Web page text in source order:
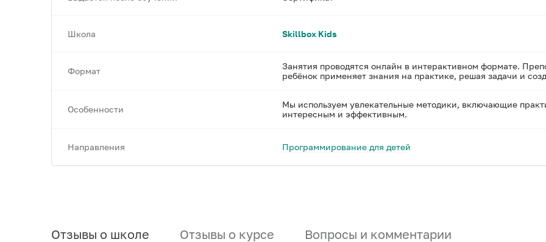
Школа Skillbox Kids
Формат
Занятия проводятся онлайн в интерактивном формате.
ребёнок применяет знания на практике, решая задачи и
Особенности
Мы используем увлекательные методики, включающие
интересным и эффективным.
Направления Программирование для детей
Отзывы о школе Отзывы о курсе Вопросы и комментарии